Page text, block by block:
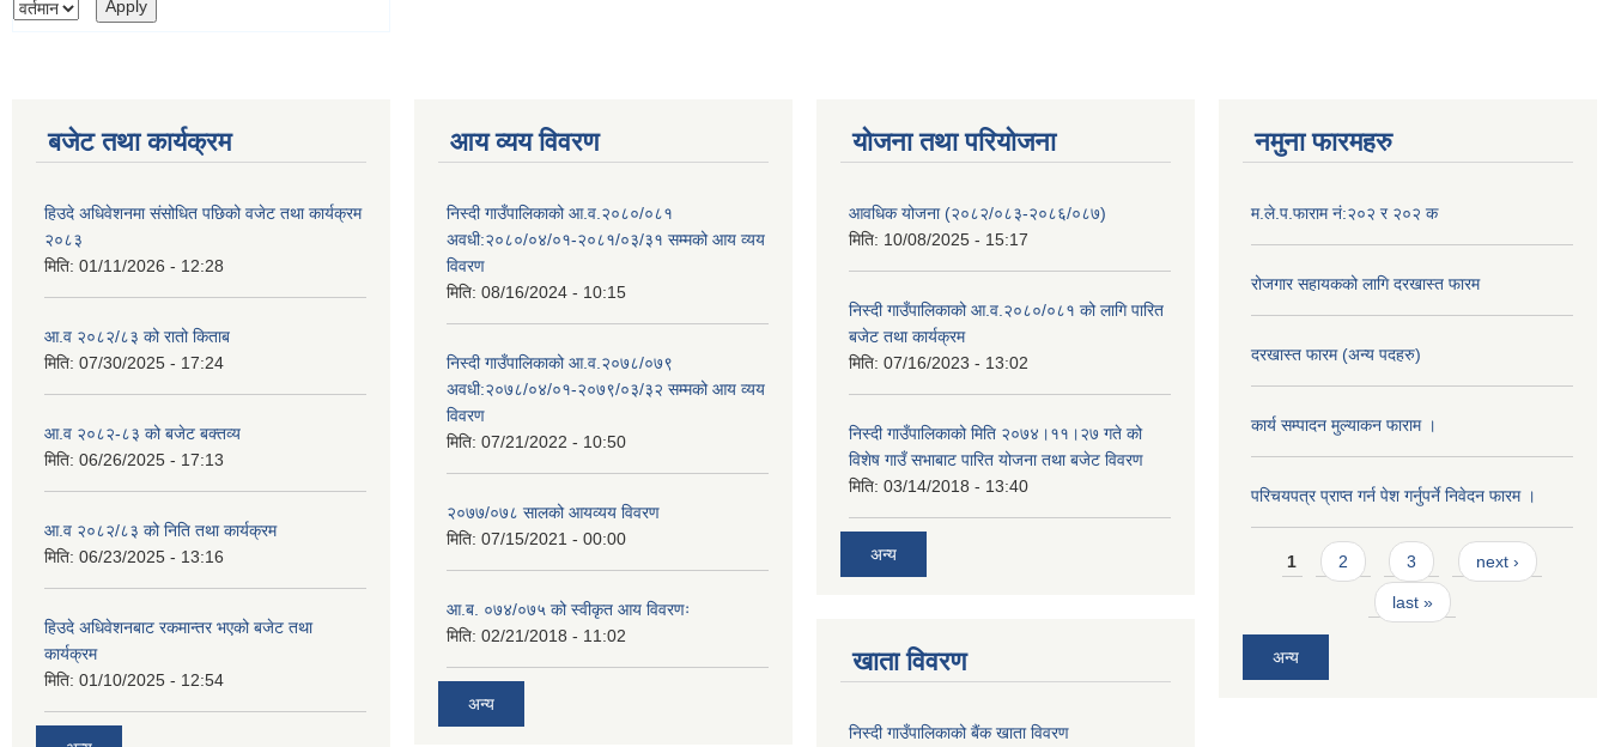
बजेट तथा कार्यक्रम
हिउदे अधिवेशनमा संसोधित पछिको वजेट तथा कार्यक्रम
२०८३
मिति: 01/11/2026 - 12:28
आ.व २०८२/८३ को रातो किताब
मिति: 07/30/2025 - 17:24
आ.व २०८२-८३ को बजेट बक्तव्य
मिति: 06/26/2025 - 17:13
आ.व २०८२/८३ को निति तथा कार्यक्रम
मिति: 06/23/2025 - 13:16
हिउदे अधिवेशनबाट रकमान्तर भएको बजेट तथा
कार्यक्रम
मिति: 01/10/2025 - 12:54
आय व्यय विवरण
निस्दी गाउँपालिकाको आ.व.२०८०/०८१
अवधी:२०८०/०४/०१-२०८१/०३/३१ सम्मको आय व्यय
विवरण
मिति: 08/16/2024 - 10:15
निस्दी गाउँपालिकाको आ.व.२०७८/०७९
अवधी:२०७८/०४/०१-२०७९/०३/३२ सम्मको आय व्यय
विवरण
मिति: 07/21/2022 - 10:50
२०७७/०७८ सालको आयव्यय विवरण
मिति: 07/15/2021 - 00:00
आ.ब. ०७४/०७५ को स्वीकृत आय विवरणः
मिति: 02/21/2018 - 11:02
अन्य
योजना तथा परियोजना
आवधिक योजना (२०८२/०८३-२०८६/०८७)
मिति: 10/08/2025 - 15:17
निस्दी गाउँपालिकाको आ.व.२०८०/०८१ को लागि पारित
बजेट तथा कार्यक्रम
मिति: 07/16/2023 - 13:02
निस्दी गाउँपालिकाको मिति २०७४।११।२७ गते को
विशेष गाउँ सभाबाट पारित योजना तथा बजेट विवरण
मिति: 03/14/2018 - 13:40
अन्य
खाता विवरण
निस्दी गाउँपालिकाको बैंक खाता विवरण
नमुना फारमहरु
म.ले.प.फाराम नं:२०२ र २०२ क
रोजगार सहायकको लागि दरखास्त फारम
दरखास्त फारम (अन्य पदहरु)
कार्य सम्पादन मुल्याक‌न फाराम ।
परिचयपत्र प्राप्त गर्न पेश गर्नुपर्ने निवेदन फारम ।
Pages
1 2 3 next ›
last »
अन्य